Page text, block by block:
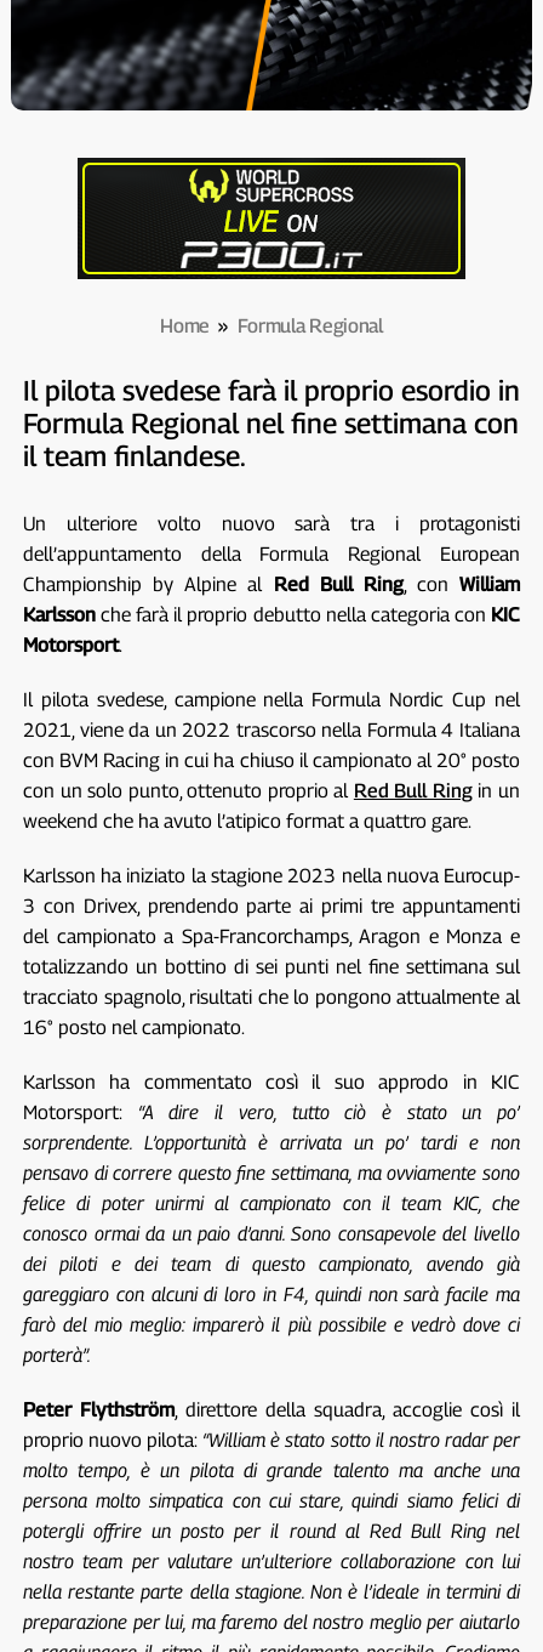
Home » Formula Regional
Il pilota svedese farà il proprio esordio in
Formula Regional nel fine settimana con
il team finlandese.
Un ulteriore volto nuovo sarà tra i protagonisti
dell’appuntamento della Formula Regional European
Championship by Alpine al Red Bull Ring, conWilliam
Karlssonche farà il proprio debutto nella categoria con KIC
Motorsport.
Il pilota svedese, campione nella Formula Nordic Cup nel
2021, viene da un 2022 trascorso nella Formula 4 Italiana
con BVM Racing in cui ha chiuso il campionato al 20° posto
con un solo punto, ottenuto proprio al Red Bull Ringin un
weekend che ha avuto l’atipico format a quattro gare.
Karlsson ha iniziato la stagione 2023 nella nuova Eurocup-
3 con Drivex, prendendo parte ai primi tre appuntamenti
del campionato a Spa-Francorchamps, Aragon e Monza e
totalizzando un bottino di sei punti nel fine settimana sul
tracciato spagnolo, risultati che lo pongono attualmente al
16° posto nel campionato.
Karlsson ha commentato così il suo approdo in KIC
Motorsport: “A dire il vero, tutto ciò è stato un po’
sorprendente. L’opportunità è arrivata un po’ tardi e non
pensavo di correre questo fine settimana, ma ovviamente sono
felice di poter unirmi al campionato con il team KIC, che
conosco ormai da un paio d’anni. Sono consapevole del livello
dei piloti e dei team di questo campionato, avendo già
gareggiaro con alcuni di loro in F4, quindi non sarà facile ma
farò del mio meglio: imparerò il più possibile e vedrò dove ci
porterà”.
Peter Flythström, direttore della squadra, accoglie così il
proprio nuovo pilota: “William è stato sotto il nostro radar per
molto tempo, è un pilota di grande talento ma anche una
persona molto simpatica con cui stare, quindi siamo felici di
potergli offrire un posto per il round al Red Bull Ring nel
nostro team per valutare un’ulteriore collaborazione con lui
nella restante parte della stagione. Non è l’ideale in termini di
preparazione per lui, ma faremo del nostro meglio per aiutarlo